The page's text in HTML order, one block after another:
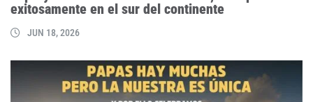
exitosamente en el sur del continente
JUN 18, 2026